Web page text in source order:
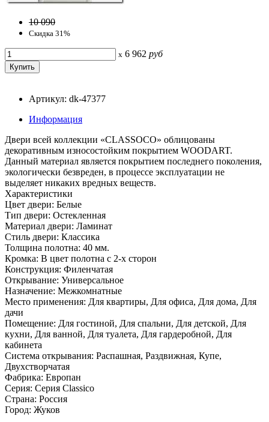
10 090
Скидка 31%
x 6 962 руб
Артикул: dk-47377
Информация
Двери всей коллекции «CLASSOCO» облицованы
декоративным износостойким покрытием WOODART.
Данный материал является покрытием последнего поколения,
экологически безвреден, в процессе эксплуатации не
выделяет никаких вредных веществ.
Характеристики
Цвет двери: Белые
Тип двери: Остекленная
Материал двери: Ламинат
Стиль двери: Классика
Толщина полотна: 40 мм.
Кромка: В цвет полотна с 2-х сторон
Конструкция: Филенчатая
Открывание: Универсальное
Назначение: Межкомнатные
Место применения: Для квартиры, Для офиса, Для дома, Для
дачи
Помещение: Для гостиной, Для спальни, Для детской, Для
кухни, Для ванной, Для туалета, Для гардеробной, Для
кабинета
Система открывания: Распашная, Раздвижная, Купе,
Двухстворчатая
Фабрика: Европан
Серия: Серия Classico
Страна: Россия
Город: Жуков